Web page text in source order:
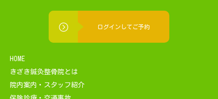
ログインしてご予約
HOME
きざき鍼灸整骨院とは
院内案内・スタッフ紹介